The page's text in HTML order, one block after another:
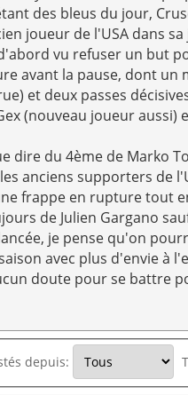
des bleus du jour,
joueur de l'USA dans
vu refuser un but
avant la pause, dont un
et deux passes
(nouveau joueur aussi)
dire du 4ème de Marko
anciens supporters de
frappe en rupture tout
de Julien Gargano
je pense qu'on
avec plus d'envie à
doute pour se battre
depuis: